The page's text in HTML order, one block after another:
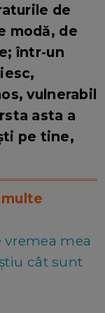
de
modă, de
într-un
vulnerabil
asta a
pe tine,
vremea mea
cât sunt